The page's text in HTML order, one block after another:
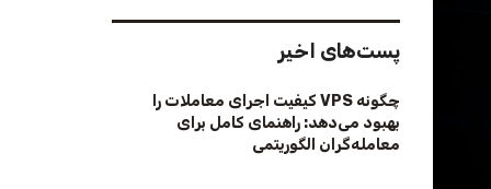
پست‌های اخیر
چگونه VPS کیفیت اجرای معاملات را
بهبود می‌دهد: راهنمای کامل برای
معامله‌گران الگوریتمی